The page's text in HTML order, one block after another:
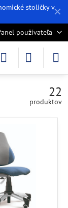
✕
stoličky v
používateľa
22
produktov